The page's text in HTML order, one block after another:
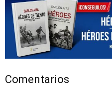
Comentarios